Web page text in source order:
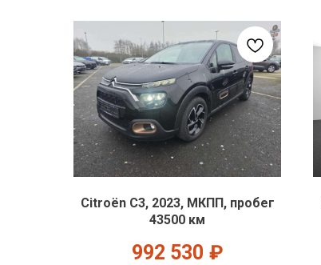
Citroën C3, 2023, МКПП, пробег
43500 км
992 530 ₽